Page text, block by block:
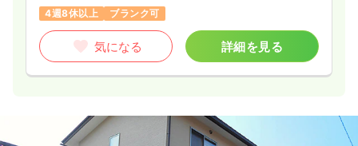
4週8休以上
ブランク可
気になる 詳細を見る